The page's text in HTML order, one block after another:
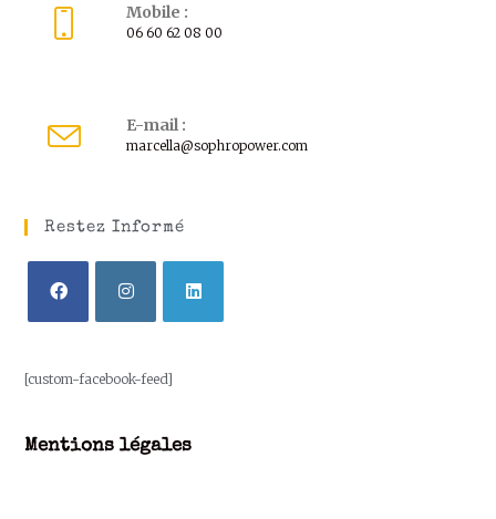
Mobile :
06 60 62 08 00
E-mail :
marcella@sophropower.com
Restez Informé
[custom-facebook-feed]
Mentions légales